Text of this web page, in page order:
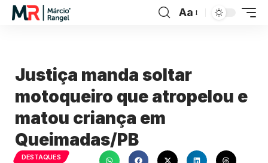
Aa
Justiça manda soltar
motoqueiro que atropelou e
matou criança em
Queimadas/PB
DESTAQUES